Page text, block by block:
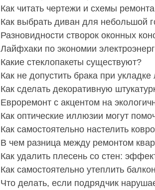
Как читать чертежи и схемы
Как выбрать диван для небольшой
Разновидности створок оконных
Лайфхаки по экономии
Какие стеклопакеты существуют?
Как не допустить брака при
Как сделать декоративную
Евроремонт с акцентом на
Как оптические иллюзии могут
Как самостоятельно настелить
В чем разница между ремонтом
Как удалить плесень со стен:
Как самостоятельно утеплить балкон
Что делать, если подрядчик